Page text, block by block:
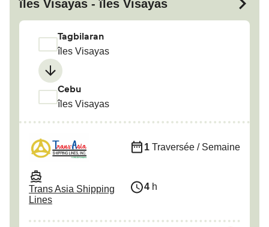
îles Visayas - îles Visayas
Tagbilaran
îles Visayas
Cebu
îles Visayas
Trans Asia Shipping
Lines
1 Traversée / Semaine
4 h